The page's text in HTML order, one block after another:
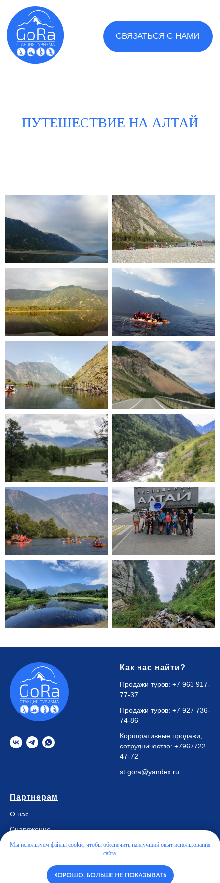
СВЯЗАТЬСЯ С НАМИ
ПУТЕШЕСТВИЕ НА АЛТАЙ
Как нас найти?
Продажи туров: +7 963 917-
77-37
Продажи туров: +7 927 736-
74-86
Корпоративные продажи,
сотрудничество: +7967722-
47-72
st.gora@yandex.ru
Партнерам
О нас
Снаряжение
Вакансии
Мы используем файлы cookie, чтобы обеспечить наилучший опыт использования
сайта.
ХОРОШО, БОЛЬШЕ НЕ ПОКАЗЫВАТЬ